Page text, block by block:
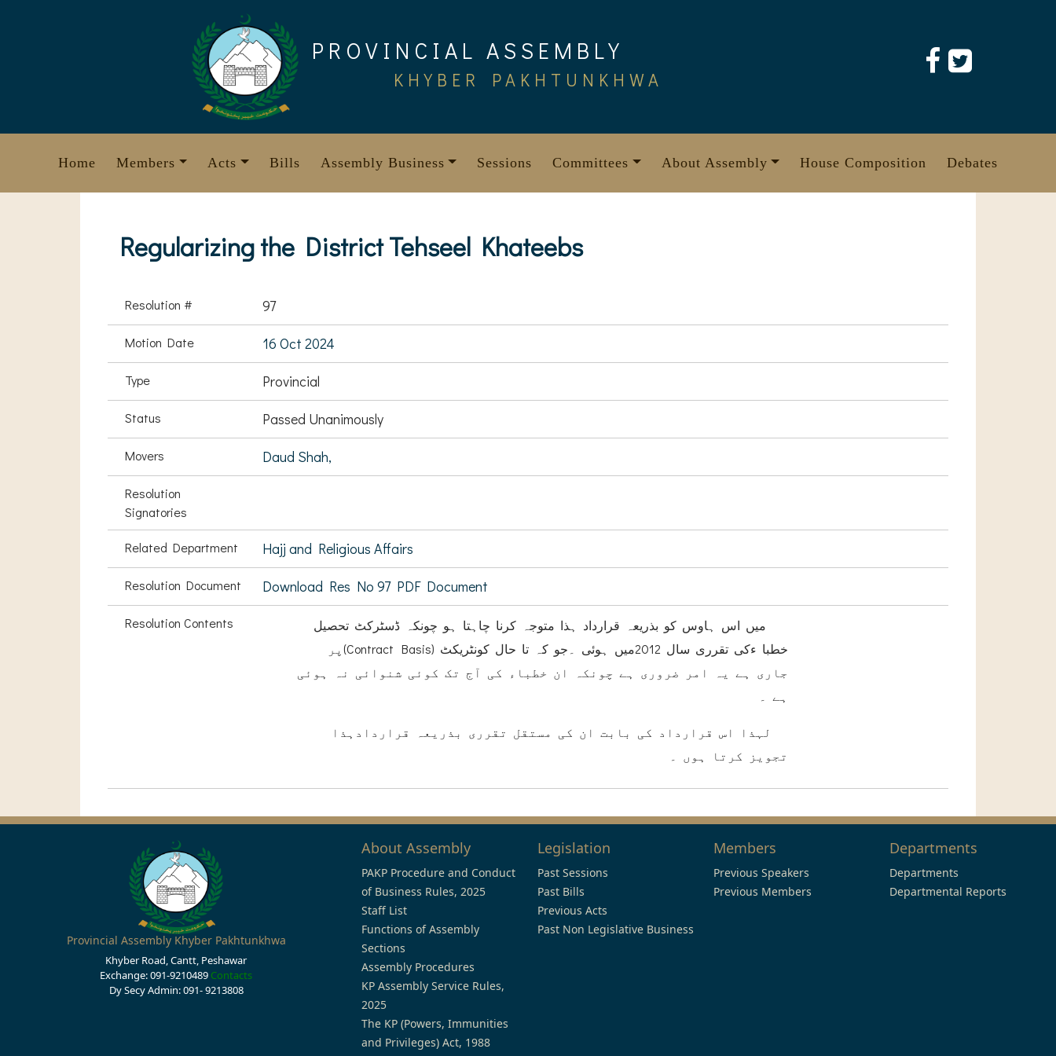
PROVINCIAL ASSEMBLY
KHYBER PAKHTUNKHWA
Home Members Acts Bills Assembly Business Sessions Committees About Assembly House Composition Debates
Regularizing the District Tehseel Khateebs
Resolution # 97
Motion Date 16 Oct 2024
Type Provincial
Status Passed Unanimously
Movers Daud Shah,
Resolution
Signatories
Related Department Hajj and Religious Affairs
Resolution Document Download Res No 97 PDF Document
Resolution Contents
میں اس ہاوس کو بذریعہ قرارداد ہذا متوجہ کرنا چاہتا ہو چونکہ ڈسٹرکٹ تحصیل
خطبا ءکی تقرری سال 2012میں ہوئی ۔جو کہ تا حال کونٹریکٹ (Contract Basis)پر
جاری ہے یہ امر ضروری ہے چونکہ ان خطباء کی آج تک کوئی شنوائی نہ ہوئی
ہے ۔
لہذا اس قرارداد کی بابت ان کی مستقل تقرری بذریعہ قراردادہذا
تجویز کرتا ہوں ۔
Provincial Assembly Khyber Pakhtunkhwa
Khyber Road, Cantt, Peshawar
Exchange: 091-9210489 Contacts
Dy Secy Admin: 091- 9213808
About Assembly
PAKP Procedure and Conduct
of Business Rules, 2025
Staff List
Functions of Assembly
Sections
Assembly Procedures
KP Assembly Service Rules,
2025
The KP (Powers, Immunities
and Privileges) Act, 1988
Legislation
Past Sessions
Past Bills
Previous Acts
Past Non Legislative Business
Members
Previous Speakers
Previous Members
Departments
Departments
Departmental Reports